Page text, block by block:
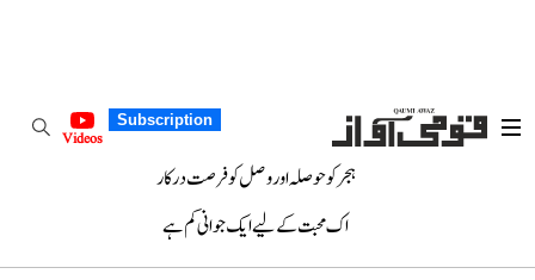
Subscription
Videos
ہجر کو حوصلہ اور وصل کو فرصت درکار
اک محبت کے لیے ایک جوانی کم ہے